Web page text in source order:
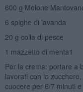
600 g Melone
6 spighe di lavanda
20 g colla di pesce
1 mazzetto di menta1
Per la crema: portare a
lavorati con lo
cuocere per 6/7 minuti e